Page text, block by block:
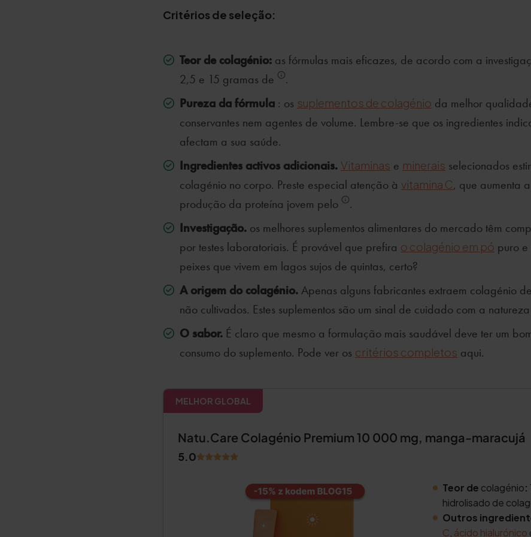
Critérios de seleção:
Teor de colagénio: as fórmulas mais eficazes, de acordo com a
2,5 e 15 gramas de
.
Pureza da fórmula : os suplementos de colagénio da melhor
conservantes nem agentes de volume. Lembre-se que os ingredientes
afectam a sua saúde.
Ingredientes activos adicionais. Vitaminas e minerais selecionados
colagénio no corpo. Preste especial atenção à vitamina C, que aumenta
produção da proteína jovem pelo
.
Investigação. os melhores suplementos alimentares do mercado têm
por testes laboratoriais. É provável que prefira o colagénio em pó puro
peixes que vivem em lagos sujos de quintas, certo?
A origem do colagénio. Apenas alguns fabricantes extraem colagénio
não cultivados. Estes suplementos são um sinal de cuidado com a
O sabor. É claro que mesmo a formulação mais saudável deve ter um
consumo do suplemento. Pode ver os critérios completos aqui.
MELHOR GLOBAL
Natu.Care Colagénio Premium 10 000 mg, manga-maracujá
5.0
Teor de colagénio:
hidrolisado de
Outros
C ácido hialurónico